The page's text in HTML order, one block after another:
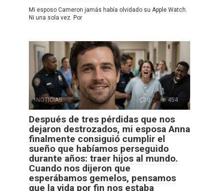
Mi esposo Cameron jamás había olvidado su Apple Watch.
Ni una sola vez. Por
NOTICIAS 0 454
Después de tres pérdidas que nos
dejaron destrozados, mi esposa Anna
finalmente consiguió cumplir el
sueño que habíamos perseguido
durante años: traer hijos al mundo.
Cuando nos dijeron que
esperábamos gemelos, pensamos
que la vida por fin nos estaba